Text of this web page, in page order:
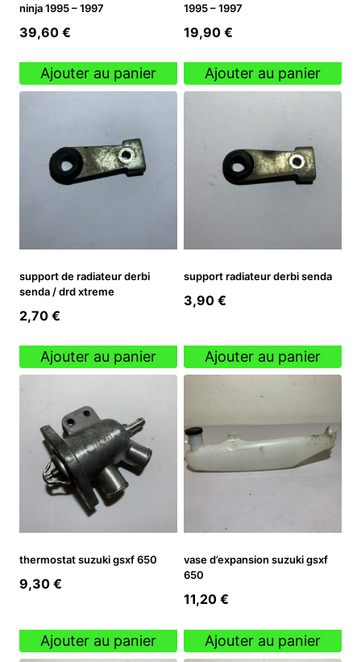
ninja 1995 – 1997
39,60 €
Ajouter au panier
1995 – 1997
19,90 €
Ajouter au panier
support de radiateur derbi
senda / drd xtreme
2,70 €
Ajouter au panier
support radiateur derbi senda
3,90 €
Ajouter au panier
thermostat suzuki gsxf 650
9,30 €
Ajouter au panier
vase d’expansion suzuki gsxf
650
11,20 €
Ajouter au panier